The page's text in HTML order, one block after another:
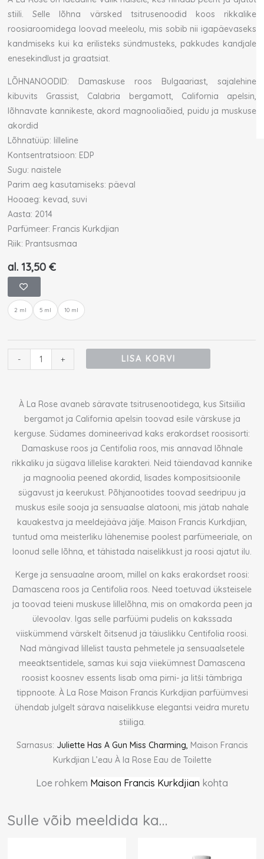
stiili. Selle lõhna värsked tsitrusenoodid koos rikkalike
roosiaroomidega loovad meeleolu, mis sobib nii igapäevaseks
kandmiseks kui ka erilisteks sündmusteks, pakkudes kandjale
enesekindlust ja graatsiat.
LÕHNANOODID: Damaskuse roos Bulgaariast, sajalehine
kibuvits Grassist, Calabria bergamott, California apelsin,
lõhnavate kannikeste, akord magnooliaõied, puidu ja muskuse
akordid
Lõhnatüüp: lilleline
Kontsentratsioon: EDP
Sugu: naistele
Parim aeg kasutamiseks: päeval
Hooaeg: kevad, suvi
Aasta: 2014
Parfümeer: Francis Kurkdjian
Riik: Prantsusmaa
al.13,50€
2 ml 5 ml 10 ml
-
Maison
Francis
Kurkdjian
La
Rose
EDP
kogus
+ LISA KORVI
À La Rose avaneb säravate tsitrusenootidega, kus Sitsiilia
bergamot ja California apelsin toovad esile värskuse ja
kerguse. Südames domineerivad kaks erakordset roosisorti:
Damaskuse roos ja Centifolia roos, mis annavad lõhnale
rikkaliku ja sügava lillelise karakteri. Neid täiendavad kannike
ja magnoolia peened akordid, lisades kompositsioonile
sügavust ja keerukust. Põhjanootides toovad seedripuu ja
muskus esile sooja ja sensuaalse alatooni, mis jätab nahale
kauakestva ja meeldejääva jälje. Maison Francis Kurkdjian,
tuntud oma meisterliku lähenemise poolest parfümeeriale, on
loonud selle lõhna, et tähistada naiselikkust ja roosi ajatut ilu.
Kerge ja sensuaalne aroom, millel on kaks erakordset roosi:
Damascena roos ja Centifolia roos. Need toetuvad üksteisele
ja toovad teieni muskuse lillelõhna, mis on omakorda peen ja
ülevoolav. Igas selle parfüümi pudelis on kakssada
viiskümmend värskelt õitsenud ja täiuslikku Centifolia roosi.
Nad mängivad lillelist tausta pehmetele ja sensuaalsetele
meeaktsentidele, samas kui saja viiekümnest Damascena
roosist koosnev essents lisab oma pirni- ja litši tämbriga
tippnoote. À La Rose Maison Francis Kurkdjian parfüümvesi
ühendab julgelt särava naiselikkuse elegantsi veidra muretu
stiiliga.
Sarnasus: Juliette Has A Gun Miss Charming, Maison Francis
Kurkdjian L’eau À la Rose Eau de Toilette
Loe rohkem Maison Francis Kurkdjian kohta
Sulle võib meeldida ka…